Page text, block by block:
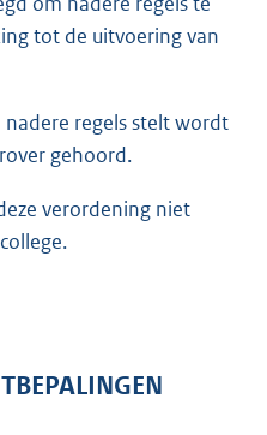
tot de uitvoering van
regels stelt wordt
gehoord.
verordening niet